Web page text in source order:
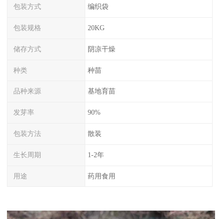
包装方式 编织袋
包装规格 20KG
储存方式 阴凉干燥
种类 种苗
品种来源 基地育苗
发芽率 90%
包装方法 散装
生长周期 1-2年
用途 药用食用